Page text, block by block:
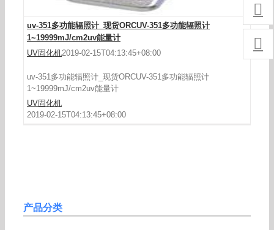
uv-351多功能辐照计_现货ORCUV-351多功能辐照计
1~19999mJ/cm2uv能量计
UV固化机2019-02-15T04:13:45+08:00
uv-351多功能辐照计_现货ORCUV-351多功能辐照计
1~19999mJ/cm2uv能量计
UV固化机
2019-02-15T04:13:45+08:00
产品分类

